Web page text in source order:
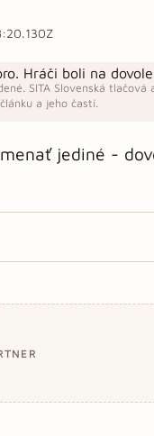
SITA Slovenská
a jeho častí.
jediné -